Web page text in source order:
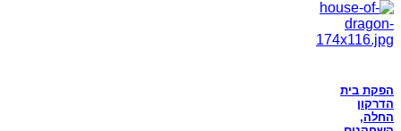
הפקת בית
הדרקון
החלה,